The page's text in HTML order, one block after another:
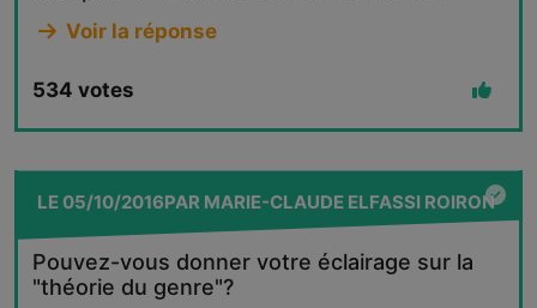
Voir la réponse
534 votes
LE05/10/2016PAR MARIE-CLAUDE ELFASSI ROIRON
Pouvez-vous donner votre éclairage sur la
"théorie du genre"?